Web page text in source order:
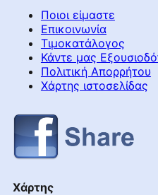
Ποιοι είμαστε
Επικοινωνία
Τιμοκατάλογος
Κάντε μας
Πολιτική Απορρήτου
Χάρτης ιστοσελίδας
Χάρτης